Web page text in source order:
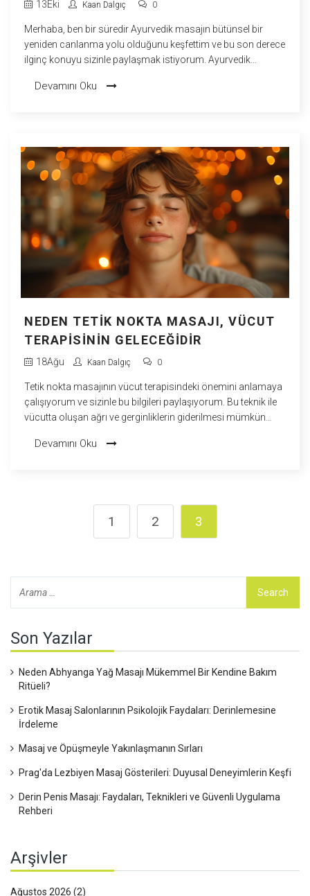
13Eki Kaan Dalgıç 0
Merhaba, ben bir süredir Ayurvedik masajın bütünsel bir
yeniden canlanma yolu olduğunu keşfettim ve bu son derece
ilginç konuyu sizinle paylaşmak istiyorum. Ayurvedik
bir sağlık uygulamasıdır. Kişinin genel sağlık ve esenliğini
sizi de bilgilendirir ve ilham verir.
Devamını Oku
NEDEN TETIK NOKTA MASAJI, VÜCUT
TERAPISININ GELECEĞIDIR
18Ağu Kaan Dalgıç 0
Tetik nokta masajının vücut terapisindeki önemini anlamaya
çalışıyorum ve sizinle bu bilgileri paylaşıyorum. Bu teknik ile
vücutta oluşan ağrı ve gerginliklerin giderilmesi mümkün
rahatlaması gerekiyor, bu da tetik nokta masajı ile
Devamını Oku
1 2 3
Son Yazılar
Neden Abhyanga Yağ Masajı Mükemmel Bir Kendine Bakım
Ritüeli?
Erotik Masaj Salonlarının Psikolojik Faydaları: Derinlemesine
İrdeleme
Masaj ve Öpüşmeyle Yakınlaşmanın Sırları
Prag'da Lezbiyen Masaj Gösterileri: Duyusal Deneyimlerin Keşfi
Derin Penis Masajı: Faydaları, Teknikleri ve Güvenli Uygulama
Rehberi
Arşivler
Ağustos 2026 (2)